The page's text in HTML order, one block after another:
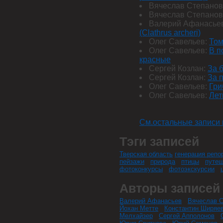
Вячеслав
Вячеслав
Валерий
(Clathrus archeri)
Олег Савельев:
Олег Савельев: В
красные
Сергей Козлан: За
Сергей Козлан: За
Олег Савельев:
Олег Савельев:
См.остальные записи
Тэги записей
Тверская область генерация
пейзажи
природа птицы
фотоконкурсы
фотоэкскурсии
Авторы записей
Валерий Афанасьев
Вячеслав
Йохан Метте
Константин
Мелхайзер
Сергей Апполонов